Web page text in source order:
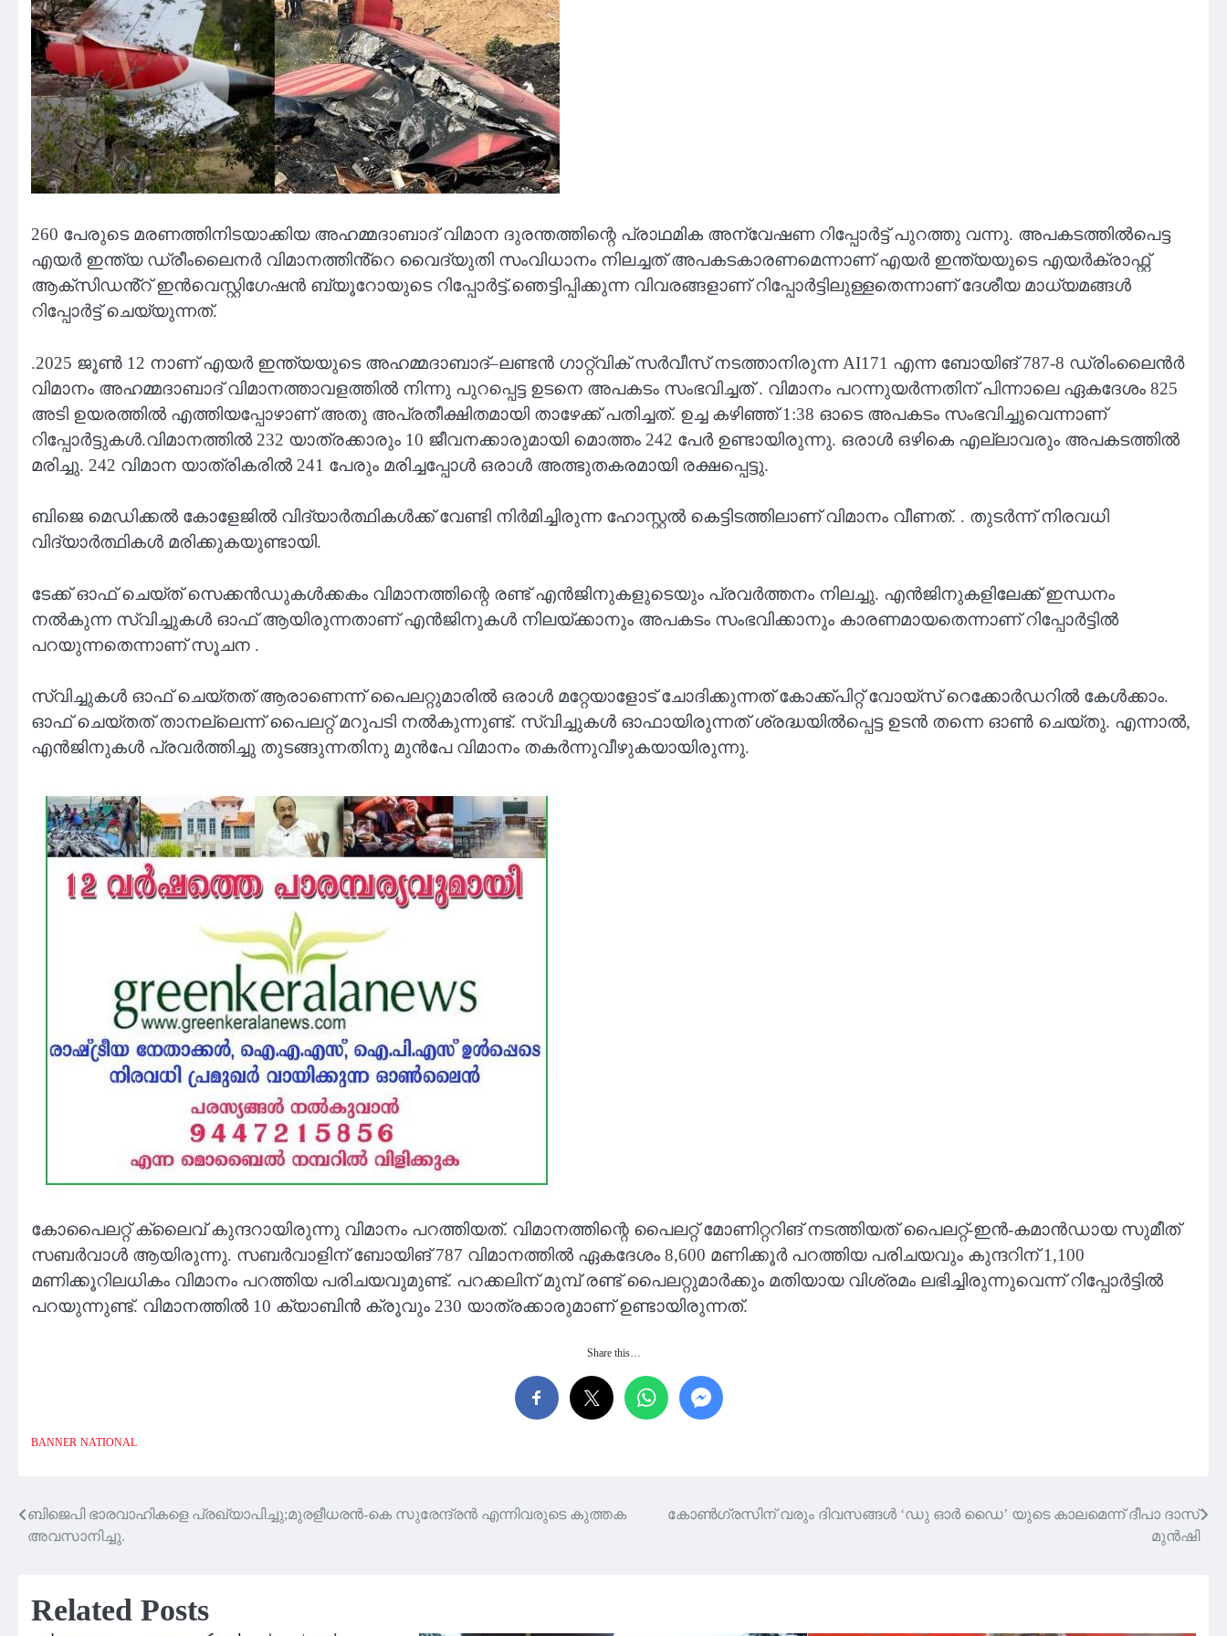
260 പേരുടെ മരണത്തിനിടയാക്കിയ അഹമ്മദാബാദ് വിമാന ദുരന്തത്തിന്റെ പ്രാഥമിക അന്വേഷണ റിപ്പോര്‍ട്ട് പുറത്തു വന്നു. അപകടത്തിൽപെട്ട
എയർ ഇന്ത്യ ഡ്രീംലൈനർ വിമാനത്തിൻ്റെ വൈദ്യുതി സംവിധാനം നിലച്ചത് അപകടകാരണമെന്നാണ് എയർ ഇന്ത്യയുടെ എയർക്രാഫ്റ്റ്
ആക്സിഡൻ്റ് ഇൻവെസ്റ്റിഗേഷൻ ബ്യൂറോയുടെ റിപ്പോർട്ട്.ഞെട്ടിപ്പിക്കുന്ന വിവരങ്ങളാണ് റിപ്പോർട്ടിലുള്ളതെന്നാണ് ദേശീയ മാധ്യമങ്ങൾ
റിപ്പോർട്ട് ചെയ്യുന്നത്.
.2025 ജൂൺ 12 നാണ് എയർ ഇന്ത്യയുടെ അഹമ്മദാബാദ്–ലണ്ടൻ ഗാറ്റ്‌വിക് സർവീസ് നടത്താനിരുന്ന AI171 എന്ന ബോയിങ് 787-8 ഡ്രിംലൈൻർ
വിമാനം അഹമ്മദാബാദ് വിമാനത്താവളത്തിൽ നിന്നു പുറപ്പെട്ട ഉടനെ അപകടം സംഭവിച്ചത് . വിമാനം പറന്നുയർന്നതിന് പിന്നാലെ ഏകദേശം 825
അടി ഉയരത്തിൽ എത്തിയപ്പോഴാണ് അതു അപ്രതീക്ഷിതമായി താഴേക്ക് പതിച്ചത്. ഉച്ച കഴിഞ്ഞ് 1:38 ഓടെ അപകടം സംഭവിച്ചുവെന്നാണ്
റിപ്പോർട്ടുകൾ.വിമാനത്തിൽ 232 യാത്രക്കാരും 10 ജീവനക്കാരുമായി മൊത്തം 242 പേർ ഉണ്ടായിരുന്നു. ഒരാൾ ഒഴികെ എല്ലാവരും അപകടത്തിൽ
മരിച്ചു. 242 വിമാന യാത്രികരിൽ 241 പേരും മരിച്ചപ്പോൾ ഒരാൾ അത്ഭുതകരമായി രക്ഷപ്പെട്ടു.
ബിജെ മെഡിക്കൽ കോളേജിൽ വിദ്യാർത്ഥികൾക്ക് വേണ്ടി നിർമിച്ചിരുന്ന ഹോസ്റ്റൽ കെട്ടിടത്തിലാണ് വിമാനം വീണത്. . തുടർന്ന് നിരവധി
വിദ്യാർത്ഥികൾ മരിക്കുകയുണ്ടായി.
ടേക്ക് ഓഫ് ചെയ്ത് സെക്കന്‍ഡുകള്‍ക്കകം വിമാനത്തിന്റെ രണ്ട് എന്‍ജിനുകളുടെയും പ്രവര്‍ത്തനം നിലച്ചു. എന്‍ജിനുകളിലേക്ക് ഇന്ധനം
നല്‍കുന്ന സ്വിച്ചുകള്‍ ഓഫ് ആയിരുന്നതാണ് എൻജിനുകൾ നിലയ്ക്കാനും അപകടം സംഭവിക്കാനും കാരണമായതെന്നാണ് റിപ്പോർട്ടിൽ
പറയുന്നതെന്നാണ് സൂചന .
സ്വിച്ചുകൾ ഓഫ് ചെയ്തത് ആരാണെന്ന് പൈലറ്റുമാരിൽ ഒരാൾ മറ്റേയാളോട് ചോദിക്കുന്നത് കോക്ക്പിറ്റ് വോയ്‌സ് റെക്കോർഡറിൽ കേൾക്കാം.
ഓഫ് ചെയ്തത് താനല്ലെന്ന് പൈലറ്റ് മറുപടി നൽകുന്നുണ്ട്. സ്വിച്ചുകള്‍ ഓഫായിരുന്നത് ശ്രദ്ധയില്‍പ്പെട്ട ഉടൻ തന്നെ ഓൺ ചെയ്തു. എന്നാൽ,
എൻജിനുകൾ പ്രവർത്തിച്ചു തുടങ്ങുന്നതിനു മുൻപേ വിമാനം തകർന്നുവീഴുകയായിരുന്നു.
കോപൈലറ്റ് ക്ലൈവ് കുന്ദറായിരുന്നു വിമാനം പറത്തിയത്. വിമാനത്തിന്റെ പൈലറ്റ് മോണിറ്ററിങ് നടത്തിയത് പൈലറ്റ്-ഇൻ-കമാൻഡായ സുമീത്
സബർവാൾ ആയിരുന്നു. സബർവാളിന് ബോയിങ് 787 വിമാനത്തിൽ ഏകദേശം 8,600 മണിക്കൂർ പറത്തിയ പരിചയവും കുന്ദറിന് 1,100
മണിക്കൂറിലധികം വിമാനം പറത്തിയ പരിചയവുമുണ്ട്. പറക്കലിന് മുമ്പ് രണ്ട് പൈലറ്റുമാർക്കും മതിയായ വിശ്രമം ലഭിച്ചിരുന്നുവെന്ന് റിപ്പോർട്ടിൽ
പറയുന്നുണ്ട്. വിമാനത്തിൽ 10 ക്യാബിൻ ക്രൂവും 230 യാത്രക്കാരുമാണ് ഉണ്ടായിരുന്നത്.
Share this…
BANNER NATIONAL
Post
navigation
ബിജെപി ഭാരവാഹികളെ പ്രഖ്യാപിച്ചു;മുരളീധരൻ-കെ സുരേന്ദ്രൻ എന്നിവരുടെ കുത്തക
അവസാനിച്ചു.
കോൺഗ്രസിന് വരും ദിവസങ്ങൾ ‘ഡു ഓര്‍ ഡൈ’ യുടെ കാലമെന്ന് ദീപാ ദാസ്
മുന്‍ഷി
Related Posts